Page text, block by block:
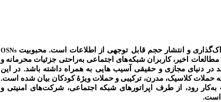
OSNs و انتشار حجم قابل توجهی از اطلاعات است. محبوبیت
اخیر، کاربران شبکه‌های اجتماعی به‌راحتی جزئیات محرمانه و
دنیای مجازی و حقیقی آسیب هایی به همراه داشته باشد. در این
حملات کلاسیک، مدرن، ترکیبی و حملات ویژۀ کودکان بیان شده است.
به‌کار رود، از طرف اپراتورهای شبکه اجتماعی، شرکت‌های امنیتی و
است.